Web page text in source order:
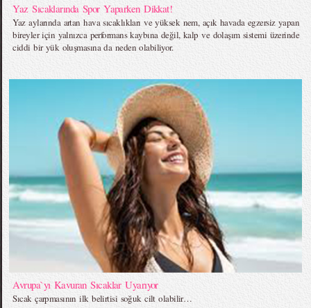
Yaz Sıcaklarında Spor Yaparken Dikkat!
Yaz aylarında artan hava sıcaklıkları ve yüksek nem, açık havada egzersiz yapan
bireyler için yalnızca performans kaybına değil, kalp ve dolaşım sistemi üzerinde
ciddi bir yük oluşmasına da neden olabiliyor.
Avrupa`yı Kavuran Sıcaklar Uyarıyor
Sıcak çarpmasının ilk belirtisi soğuk cilt olabilir…